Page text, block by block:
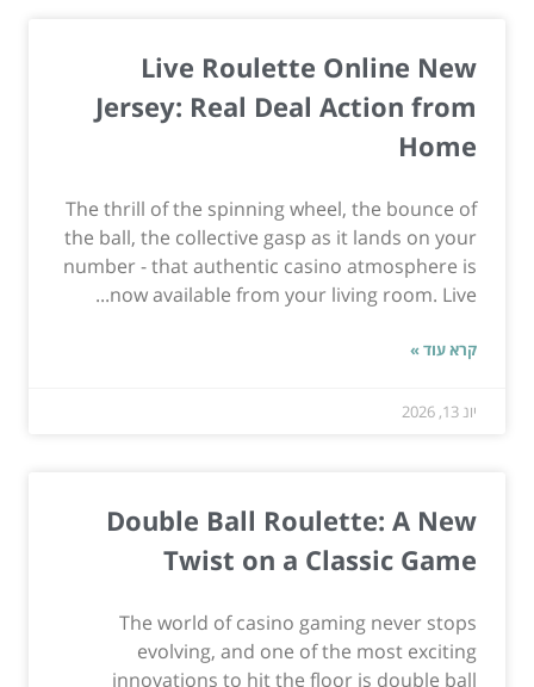
Live Roulette Online New
Jersey: Real Deal Action from
Home
The thrill of the spinning wheel, the bounce of
the ball, the collective gasp as it lands on your
number - that authentic casino atmosphere is
now available from your living room. Live...
קרא עוד »
יונ 13, 2026
Double Ball Roulette: A New
Twist on a Classic Game
The world of casino gaming never stops
evolving, and one of the most exciting
innovations to hit the floor is double ball